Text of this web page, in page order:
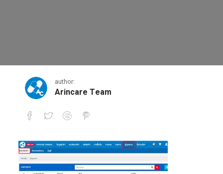
author:
Arincare Team
2